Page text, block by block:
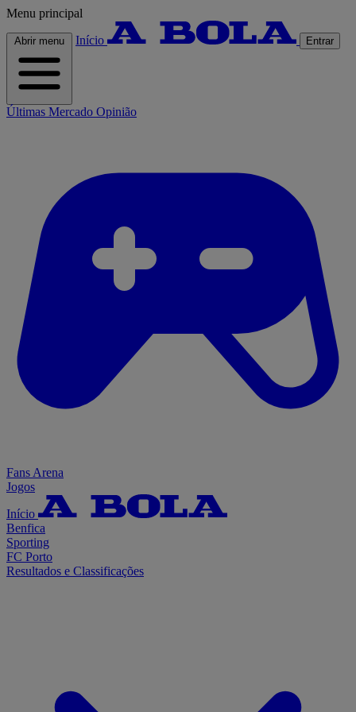
Menu principal
Abrir menu Início Entrar
Últimas Mercado Opinião
Fans Arena
Jogos
Início
Benfica
Sporting
FC Porto
Resultados e Classificações